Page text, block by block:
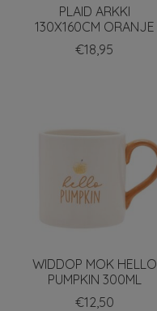
PLAID ARKKI
130X160CM ORANJE
€18,95
WIDDOP MOK HELLO
PUMPKIN 300ML
€12,50